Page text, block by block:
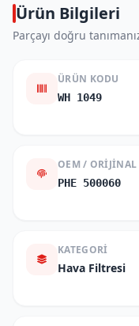
Ürün Bilgileri
Parçayı doğru
ÜRÜN KODU
WH 1049
OEM / ORIJINAL
PHE 500060
KATEGORI
Hava Filtresi